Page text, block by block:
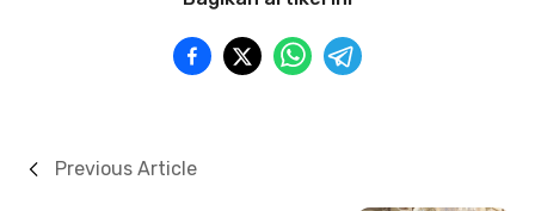
Previous Article